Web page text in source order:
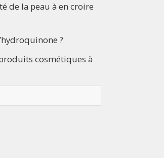
de la peau à en croire
?
cosmétiques à